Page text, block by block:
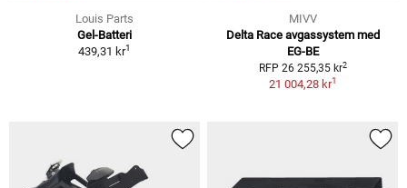
Louis Parts
Gel-Batteri
439,31 kr1
MIVV
Delta Race avgassystem med
EG-BE
RFP 26 255,35 kr2
21 004,28 kr1